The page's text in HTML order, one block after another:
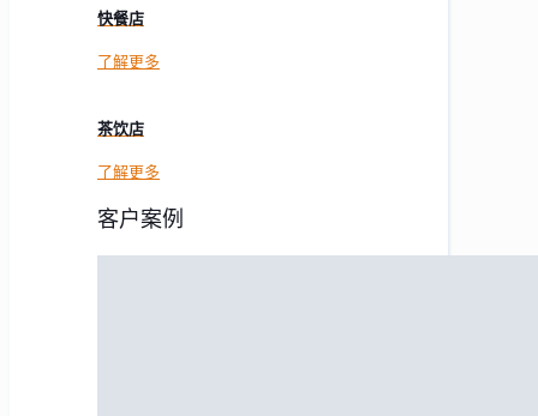
快餐店
了解更多
茶饮店
了解更多
客户案例